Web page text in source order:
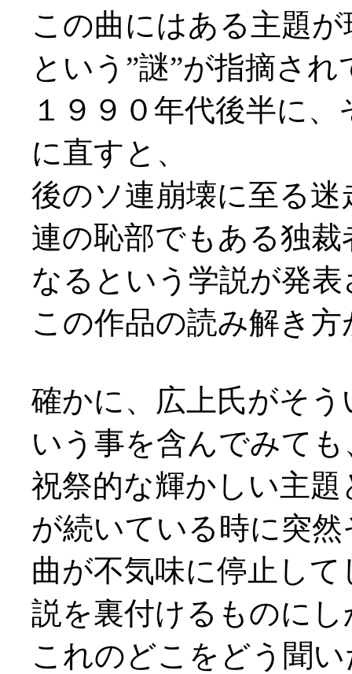
この曲にはある主題
という”謎”が指摘さ
１９９０年代後半に
に直すと、
後のソ連崩壊に至る
連の恥部でもある独
なるという学説が発表
この作品の読み解き
確かに、広上氏がそ
いう事を含んでみても
祝祭的な輝かしい主
が続いている時に突
曲が不気味に停止し
説を裏付けるものに
これのどこをどう聞